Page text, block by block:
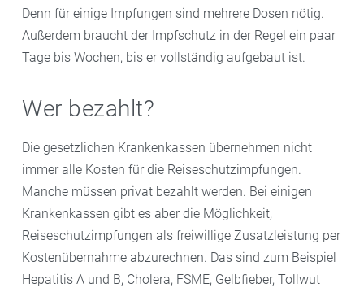
Denn für einige Impfungen sind mehrere Dosen nötig.
Außerdem braucht der Impfschutz in der Regel ein paar
Tage bis Wochen, bis er vollständig aufgebaut ist.
Wer bezahlt?
Die gesetzlichen Krankenkassen übernehmen nicht
immer alle Kosten für die Reiseschutzimpfungen.
Manche müssen privat bezahlt werden. Bei einigen
Krankenkassen gibt es aber die Möglichkeit,
Reiseschutzimpfungen als freiwillige Zusatzleistung per
Kostenübernahme abzurechnen. Das sind zum Beispiel
Hepatitis A und B, Cholera, FSME, Gelbfieber, Tollwut